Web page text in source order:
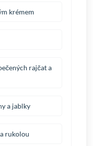
krémem
rajčat a
a jablky
rukolou